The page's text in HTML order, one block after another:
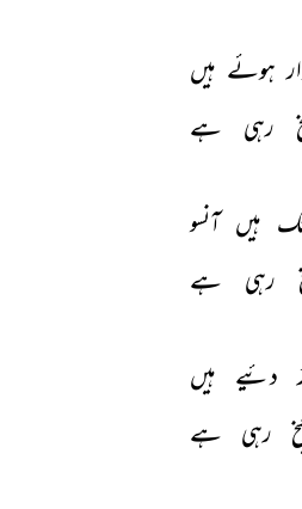
ہوئے ہیں
رہی ہے
ہیں آنسو
رہی ہے
دئیے
ہیں
رہی ہے